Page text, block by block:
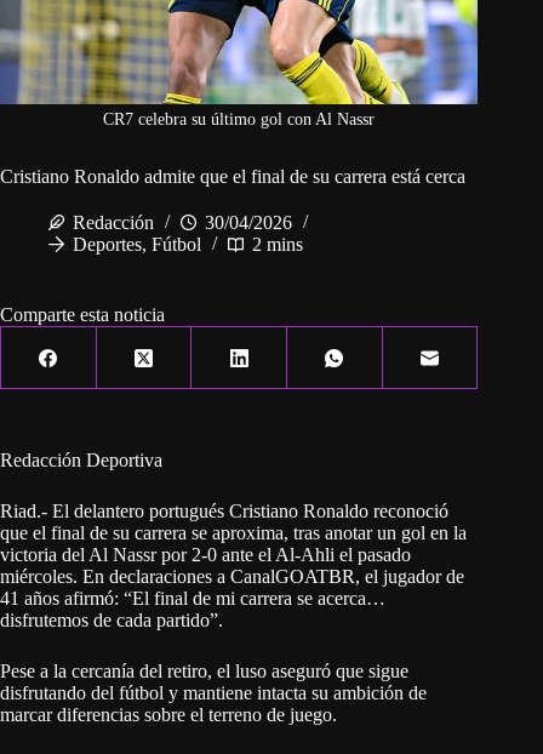
CR7 celebra su último gol con Al Nassr
Cristiano Ronaldo admite que el final de su carrera está cerca
Redacción
30/04/2026
Deportes, Fútbol 2 mins
Comparte esta noticia
Redacción Deportiva
Riad.- El delantero portugués Cristiano Ronaldo reconoció
que el final de su carrera se aproxima, tras anotar un gol en la
victoria del Al Nassr por 2-0 ante el Al-Ahli el pasado
miércoles. En declaraciones a CanalGOATBR, el jugador de
41 años afirmó: “El final de mi carrera se acerca…
disfrutemos de cada partido”.
Pese a la cercanía del retiro, el luso aseguró que sigue
disfrutando del fútbol y mantiene intacta su ambición de
marcar diferencias sobre el terreno de juego.